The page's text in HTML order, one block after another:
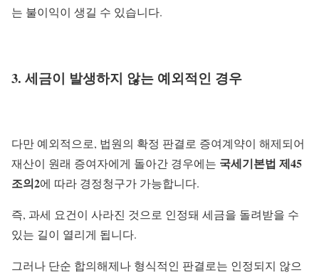
는 불이익이 생길 수 있습니다.
3. 세금이 발생하지 않는 예외적인 경우
다만 예외적으로, 법원의 확정 판결로 증여계약이 해제되어
재산이 원래 증여자에게 돌아간 경우에는 국세기본법 제45
조의2에 따라 경정청구가 가능합니다.
즉, 과세 요건이 사라진 것으로 인정돼 세금을 돌려받을 수
있는 길이 열리게 됩니다.
그러나 단순 합의해제나 형식적인 판결로는 인정되지 않으